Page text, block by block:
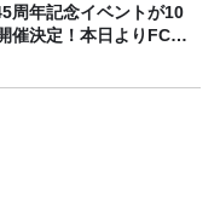
周年記念イベントが10
催決定！本日よりFC先